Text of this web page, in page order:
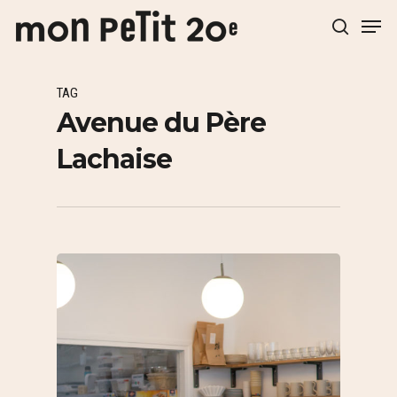
Hit enter to search or ESC to close
TAG
Avenue du Père
Lachaise